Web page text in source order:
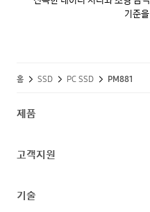
기준
홈 SSD PC SSD PM881
제품
고객지원
기술